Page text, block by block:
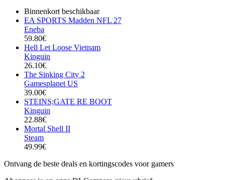
Binnenkort beschikbaar
EA SPORTS Madden NFL 27
Eneba
59.80€
Hell Let Loose Vietnam
Kinguin
26.10€
The Sinking City 2
Gamesplanet US
39.00€
STEINS;GATE RE BOOT
Kinguin
22.88€
Mortal Shell II
Steam
49.99€
Ontvang de beste deals en kortingscodes voor gamers